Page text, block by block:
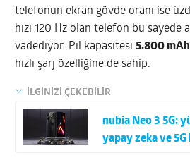
telefonun ekran gövde oranı ise
hızı 120 Hz olan telefon bu sayede
vadediyor. Pil kapasitesi5.800 mAh
hızlı şarj özelliğine de sahip.
İLGİNİZİ ÇEKEBİLİR
nubia Neo 3 5G:
yapay zeka ve 5G